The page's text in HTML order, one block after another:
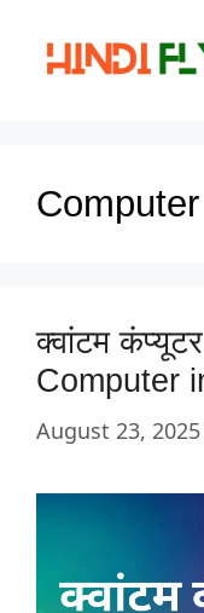
content
Computer
क्वांटम
Computer
August 23, 2025